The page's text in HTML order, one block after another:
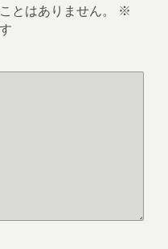
とはありません。
※